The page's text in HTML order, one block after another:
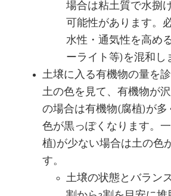
場合は粘土質で水捌
可能性があります。
水性・通気性を高め
ーライト等)を混和し
土壌に入る有機物の量を
土の色を見て、有機物が
の場合は有機物(腐植)が多
色が黒っぽくなります。
植)が少ない場合は土の色
す。
土壌の状態とバラン